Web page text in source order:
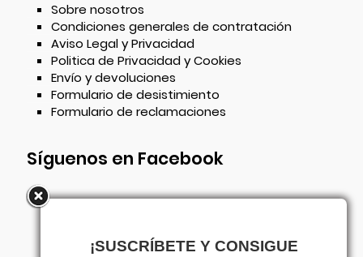
Sobre nosotros
Condiciones generales de contratación
Aviso Legal y Privacidad
Politica de Privacidad y Cookies
Envío y devoluciones
Formulario de desistimiento
Formulario de reclamaciones
Síguenos en Facebook
¡SUSCRÍBETE Y CONSIGUE